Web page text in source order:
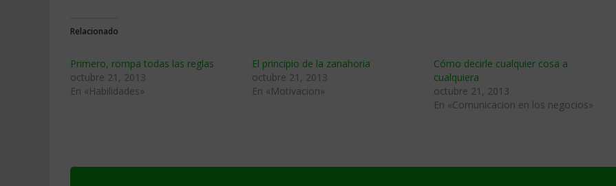
Relacionado
Primero, rompa todas las reglas
octubre 21, 2013
En «Habilidades»
El principio de la zanahoria
octubre 21, 2013
En «Motivacion»
Cómo decirle cualquier cosa a
cualquiera
octubre 21, 2013
En «Comunicacion en los negocios»